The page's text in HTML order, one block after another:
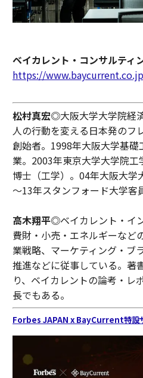
ベイカレント・コンサルティ
https://www.baycurrent.co.jp
松村真宏◎大阪大学大学院経
人の行動を変える日本発のフ
創始者。1998年大阪大学基
業。2003年東京大学大学院工
博士（工学）。04年大阪大
～13年スタンフォード大学客
高木翔平◎ベイカレント・イ
費財・小売・エネルギーなど
業戦略、マーケティング・ブ
推進などに従事している。著
り、ベイカレントの論考・レ
長でもある。
Forbes JAPAN x BayCurrent特設